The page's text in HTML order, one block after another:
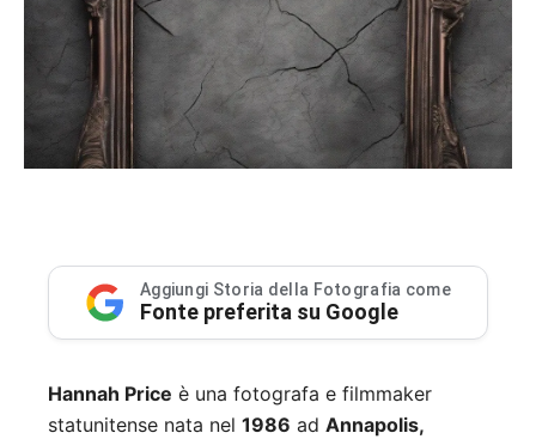
Aggiungi Storia della Fotografia come
Fonte preferita su Google
Hannah Price è una fotografa e filmmaker
statunitense nata nel 1986 ad Annapolis,